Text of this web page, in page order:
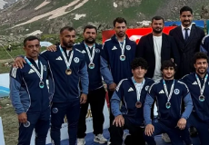
MAGAZİN
SPOR